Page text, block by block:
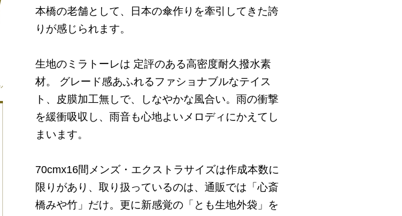
本橋の老舗として、日本の傘作りを牽引してきた誇
りが感じられます。
生地のミラトーレは 定評のある高密度耐久撥水素
材。 グレード感あふれるファショナブルなテイス
ト、皮膜加工無しで、しなやかな風合い。雨の衝撃
を緩衝吸収し、雨音も心地よいメロディにかえてし
まいます。
70cmx16間メンズ・エクストラサイズは作成本数に
限りがあり、取り扱っているのは、通販では「心斎
橋みや竹」だけ。更に新感覚の「とも生地外袋」を